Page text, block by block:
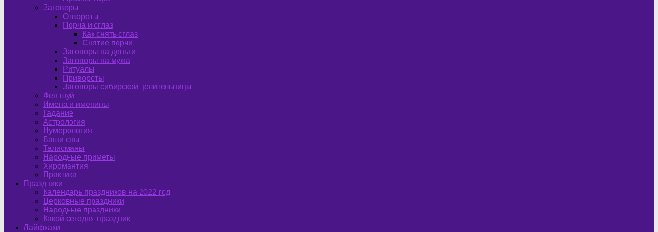
Заговоры
Отвороты
Порча и сглаз
Как снять сглаз
Снятие порчи
Заговоры на деньги
Заговоры на мужа
Ритуалы
Привороты
Заговоры сибирской целительницы
Фен шуй
Имена и именины
Гадание
Астрология
Нумерология
Ваши сны
Талисманы
Народные приметы
Хиромантия
Практика
Праздники
Календарь праздников на 2022 год
Церковные праздники
Народные праздники
Какой сегодня праздник
Лайфхаки